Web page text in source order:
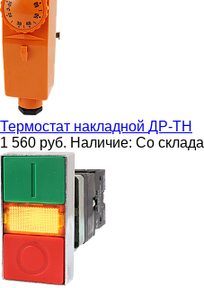
Термостат накладной ДР-ТН
1 560 руб. Наличие: Со склада